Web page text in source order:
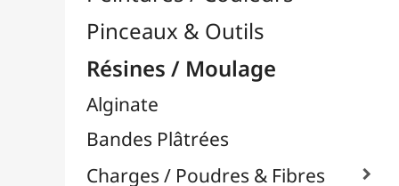
Plastiline
Plastique à Mouler
Powertex
Powertex - Poudres Stone Art
Résines Diverses